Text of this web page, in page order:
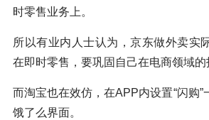
时零售业务上。
所以有业内人士认为，京东做外卖实
在即时零售，要巩固自己在电商领域的
而淘宝也在效仿，在APP内设置“闪购”
饿了么界面。